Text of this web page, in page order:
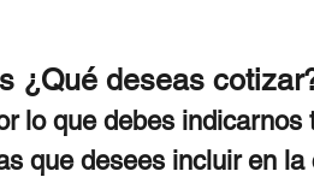
¿Qué deseas
lo que debes
que desees incluir en la